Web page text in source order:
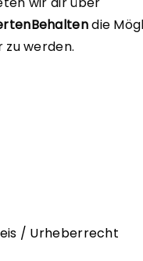
die
werden.
/ Urheberrecht